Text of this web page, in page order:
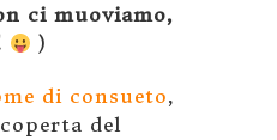
ci muoviamo,
)
di consueto,
del